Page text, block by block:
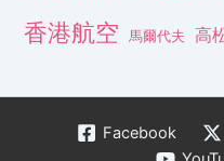
香港航空 馬爾代夫 高
Facebook